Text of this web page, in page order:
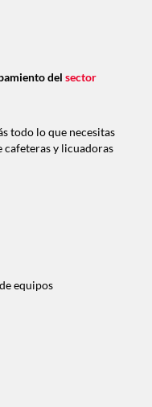
del sector
todo lo que necesitas
cafeteras y licuadoras
equipos